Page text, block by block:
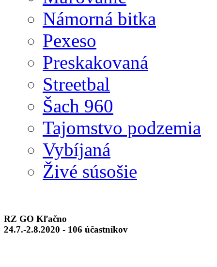
Námorná bitka
Pexeso
Preskakovaná
Streetbal
Šach 960
Tajomstvo podzemia
Vybíjaná
Živé súsošie
RZ GO Kľačno
24.7.-2.8.2020 - 106 účastníkov